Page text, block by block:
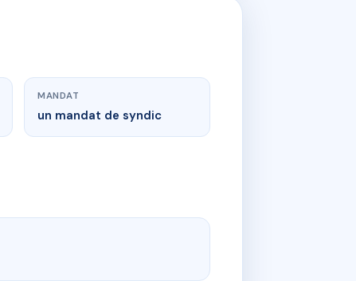
MANDAT
un mandat de syndic